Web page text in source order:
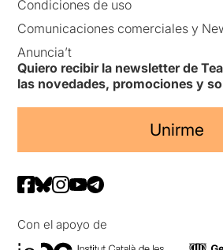
Condiciones de uso
Comunicaciones comerciales y
Anuncia’t
Quiero recibir la newsletter de
las novedades, promociones y
Unirme
Con el apoyo de